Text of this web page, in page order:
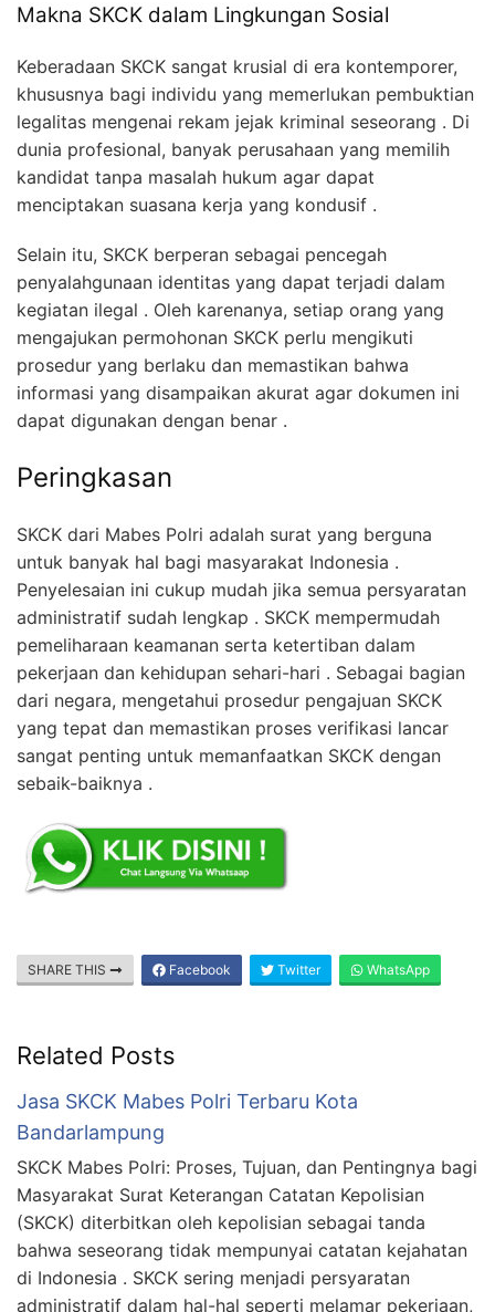
Makna SKCK dalam Lingkungan Sosial
Keberadaan SKCK sangat krusial di era kontemporer,
khususnya bagi individu yang memerlukan pembuktian
legalitas mengenai rekam jejak kriminal seseorang . Di
dunia profesional, banyak perusahaan yang memilih
kandidat tanpa masalah hukum agar dapat
menciptakan suasana kerja yang kondusif .
Selain itu, SKCK berperan sebagai pencegah
penyalahgunaan identitas yang dapat terjadi dalam
kegiatan ilegal . Oleh karenanya, setiap orang yang
mengajukan permohonan SKCK perlu mengikuti
prosedur yang berlaku dan memastikan bahwa
informasi yang disampaikan akurat agar dokumen ini
dapat digunakan dengan benar .
Peringkasan
SKCK dari Mabes Polri adalah surat yang berguna
untuk banyak hal bagi masyarakat Indonesia .
Penyelesaian ini cukup mudah jika semua persyaratan
administratif sudah lengkap . SKCK mempermudah
pemeliharaan keamanan serta ketertiban dalam
pekerjaan dan kehidupan sehari-hari . Sebagai bagian
dari negara, mengetahui prosedur pengajuan SKCK
yang tepat dan memastikan proses verifikasi lancar
sangat penting untuk memanfaatkan SKCK dengan
sebaik-baiknya .
SHARE THIS Facebook Twitter WhatsApp
Related Posts
Jasa SKCK Mabes Polri Terbaru Kota
Bandarlampung
SKCK Mabes Polri: Proses, Tujuan, dan Pentingnya bagi
Masyarakat Surat Keterangan Catatan Kepolisian
(SKCK) diterbitkan oleh kepolisian sebagai tanda
bahwa seseorang tidak mempunyai catatan kejahatan
di Indonesia . SKCK sering menjadi persyaratan
administratif dalam hal-hal seperti melamar pekerjaan,